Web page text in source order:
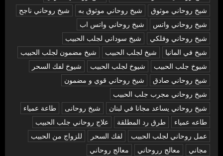
شيخ روحاني موثوق
شيخ روحاني موثوق به
شيخ روحاني ناجح
شيخ روحاني واتس
شيخ روحاني واتس اب
شيخ روحاني وفلكي
شيخ سوداني لجلب الحبيب
شيخ في المانيا
شيخ لجلب الحبيب
شيخ مضمون لجلب الحبيب
شيوخ جلب الحبيب
شيوخ لجلب الحبيب
شيوخ لفك السحر
شیخ روحاني صادق
شیخ روحاني قوي و مضمون
شیخ روحاني مجرب جلب الحبيب
شیخ روحاني يساعد مجانا في لبنان
شیخ روحانی
طاعة عمياء
طاعه عمياء
طرق رد المطلقة
علاج روحاني جلب الحبيب
عمل روحاني لجلب الحبيب
لفك السحر
للزواج من الحبيب
مجاني
معالج رروحاني معالج روحاني